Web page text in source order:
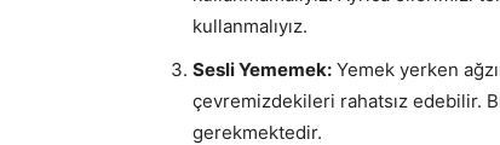
kullanmalıyız.
Sesli Yememek: Yemek yerken
çevremizdekileri rahatsız edebilir.
gerekmektedir.